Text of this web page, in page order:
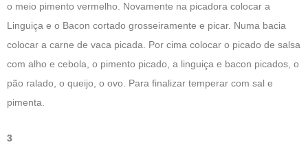
o meio pimento vermelho. Novamente na picadora colocar a
Linguiça e o Bacon cortado grosseiramente e picar. Numa bacia
colocar a carne de vaca picada. Por cima colocar o picado de salsa
com alho e cebola, o pimento picado, a linguiça e bacon picados, o
pão ralado, o queijo, o ovo. Para finalizar temperar com sal e
pimenta.
3